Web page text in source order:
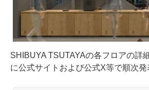
SHIBUYA TSUTAYAの各フロアの詳
に公式サイトおよび公式X等で順次発